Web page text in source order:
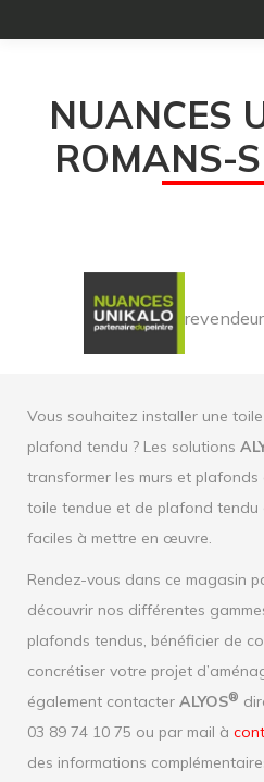
NUANCES
ROMANS-
Vous souhaitez installer une
plafond tendu ? Les solutions
transformer les murs et
toile tendue et de plafond tendu
faciles à mettre en œuvre.
Rendez-vous dans ce magasin
découvrir nos différentes
plafonds tendus, bénéficier de
concrétiser votre projet
également contacter ALYOS®
03 89 74 10 75 ou par mail à
des informations